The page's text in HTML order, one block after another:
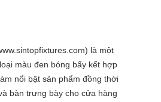
là một
màu đen bóng bẩy kết hợp
nổi bật sản phẩm đồng thời
bàn trưng bày cho cửa hàng